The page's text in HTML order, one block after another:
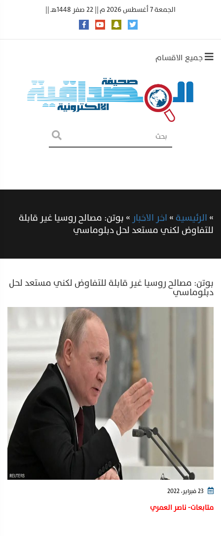
الجمعة 7 أغسطس 2026 م || 22 صفر 1448هـ ||
جميع الاقسام
»الرئيسية»اخر الاخبار »بوتن: مصالح روسيا غير قابلة
للتفاوض لكني مستعد لحل دبلوماسي
بوتن: مصالح روسيا غير قابلة للتفاوض لكني مستعد لحل
دبلوماسي
متابعات- ناصر العمري